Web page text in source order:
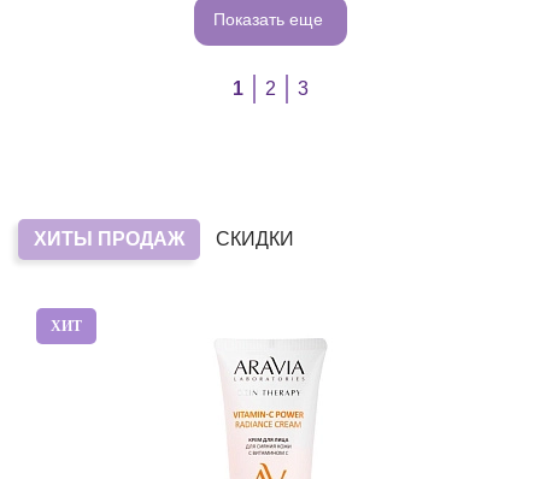
Показать еще
1 2 3
ХИТЫ ПРОДАЖ СКИДКИ
ХИТ